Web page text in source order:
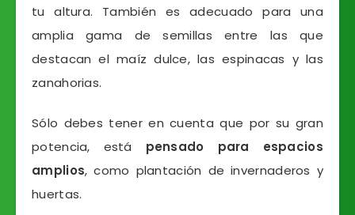
tu altura. También es adecuado para una
amplia gama de semillas entre las que
destacan el maíz dulce, las espinacas y las
zanahorias.
Sólo debes tener en cuenta que por su gran
potencia, está pensado para espacios
amplios, como plantación de invernaderos y
huertas.